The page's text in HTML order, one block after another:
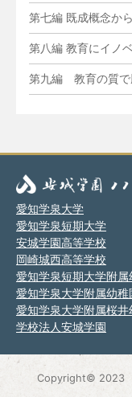
第七編 既成概念か
第八編 教育にイノ
第九編 教育の質で
愛知学泉大学
愛知学泉短期大学
安城学園高等学校
岡崎城西高等学校
愛知学泉短期大学附属
愛知学泉大学附属幼稚
愛知学泉大学附属桜井
学校法人安城学園
Copyright© 2023